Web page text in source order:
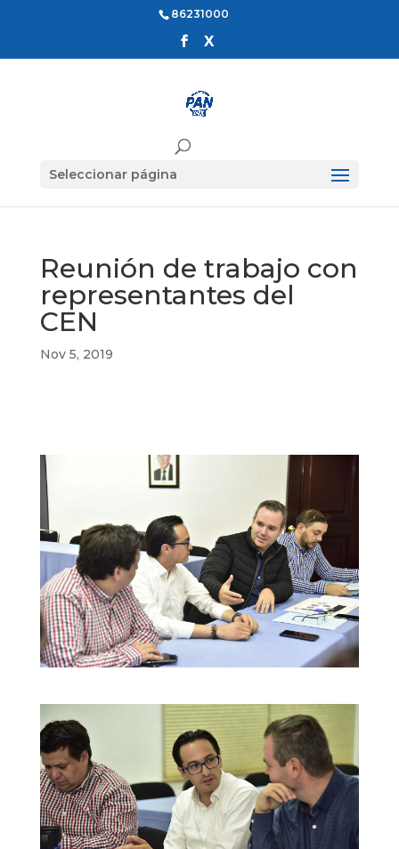
86231000
Seleccionar página
Reunión de trabajo con
representantes del
CEN
Nov 5, 2019